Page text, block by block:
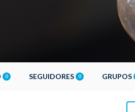
0 SEGUIDORES 0 GRUPOS